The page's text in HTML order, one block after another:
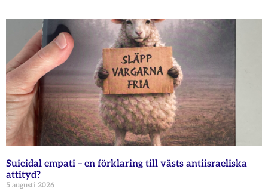
Suicidal empati – en förklaring till västs antiisraeliska
attityd?
5 augusti 2026